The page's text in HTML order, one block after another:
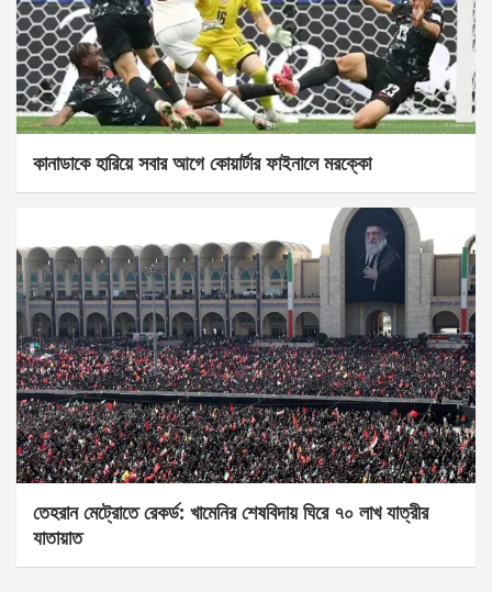
কানাডাকে হারিয়ে সবার আগে কোয়ার্টার ফাইনালে মরক্কো
তেহরান মেট্রোতে রেকর্ড: খামেনির শেষবিদায় ঘিরে ৭০ লাখ যাত্রীর
যাতায়াত